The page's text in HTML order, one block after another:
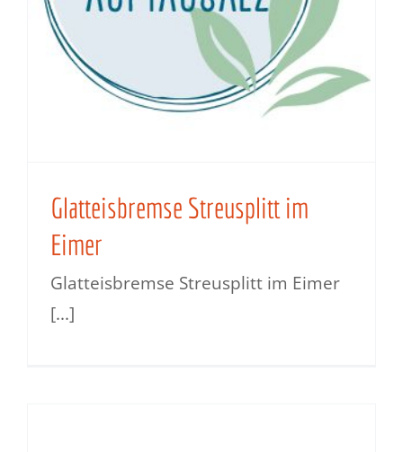
Glatteisbremse Streusplitt im
Eimer
Glatteisbremse Streusplitt im Eimer
[...]